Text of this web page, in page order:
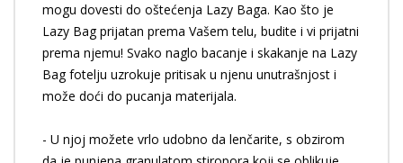
mogu dovesti do oštećenja Lazy Baga. Kao što je
Lazy Bag prijatan prema Vašem telu, budite i vi prijatni
prema njemu! Svako naglo bacanje i skakanje na Lazy
Bag fotelju uzrokuje pritisak u njenu unutrašnjost i
može doći do pucanja materijala.
- U njoj možete vrlo udobno da lenčarite, s obzirom